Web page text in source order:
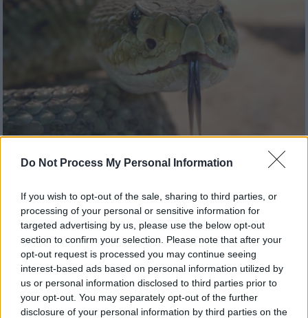
Do Not Process My Personal Information
If you wish to opt-out of the sale, sharing to third parties, or
processing of your personal or sensitive information for
targeted advertising by us, please use the below opt-out
section to confirm your selection. Please note that after your
opt-out request is processed you may continue seeing
interest-based ads based on personal information utilized by
us or personal information disclosed to third parties prior to
your opt-out. You may separately opt-out of the further
disclosure of your personal information by third parties on the
31.05.2023 10:33
Θεσσαλονίκη: Οχιά «εισέβαλε» σε σπίτι
στο Πανόραμα - Απομακρύνθηκε από
εθελοντές
Η οχιά βρέθηκε σε αυλή σπιτιού ενώ οι
ιδιοκτήτες κάλεσαν αμέσως την αστυνομία,
η οποία ειδοποίησε την Ομάδα Διάσωσης
και Υπεράσπισης Ζώων.